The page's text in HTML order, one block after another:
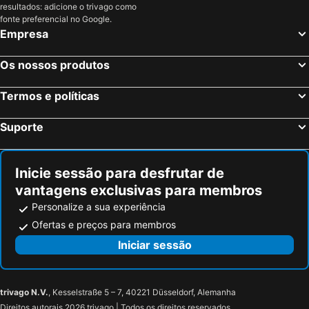
Les Deux Alpes, Ródano-Alpes Hotéis
Nice, Provença-Alpes-Costa Azul Hotéis
Estrasburgo, Alsácia Hotéis
Bordéus, Aquitânia Hotéis
Colmar, Alsácia Hotéis
resultados: adicione o trivago como
fonte preferencial no Google.
Empresa
Os nossos produtos
Termos e políticas
Suporte
Inicie sessão para desfrutar de
vantagens exclusivas para membros
Personalize a sua experiência
Ofertas e preços para membros
Iniciar sessão
trivago N.V., Kesselstraße 5 – 7, 40221 Düsseldorf, Alemanha